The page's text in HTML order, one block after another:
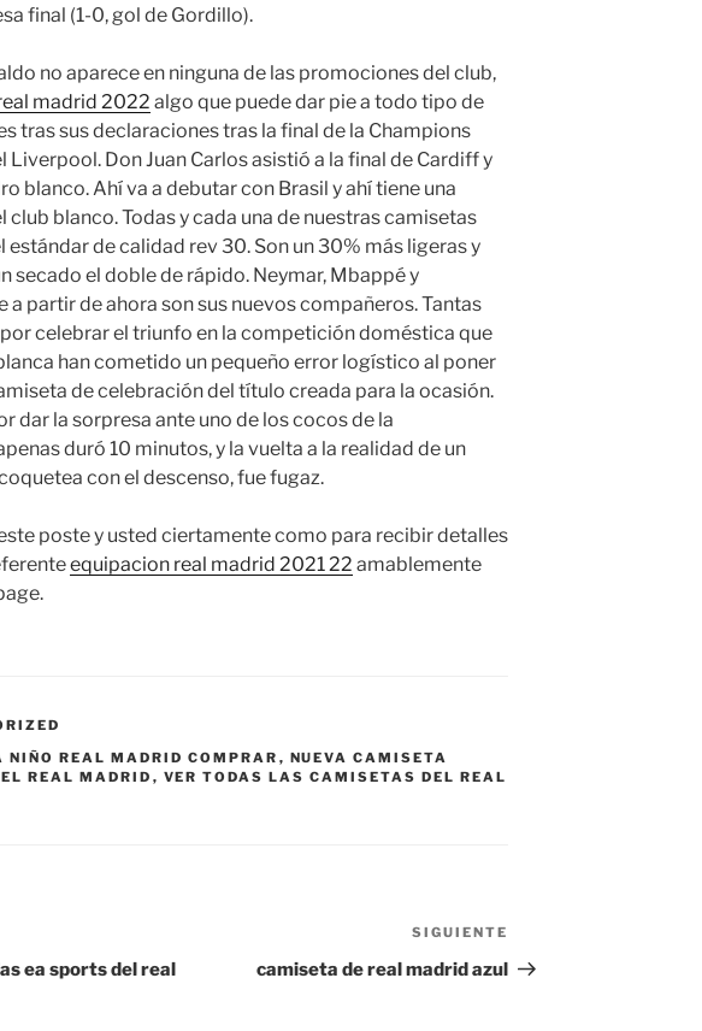
final (1-0, gol de Gordillo).
no aparece en ninguna de las promociones del club,
madrid 2022 algo que puede dar pie a todo tipo de
tras sus declaraciones tras la final de la Champions
Liverpool. Don Juan Carlos asistió a la final de Cardiff y
blanco. Ahí va a debutar con Brasil y ahí tiene una
club blanco. Todas y cada una de nuestras camisetas
estándar de calidad rev 30. Son un 30% más ligeras y
secado el doble de rápido. Neymar, Mbappé y
a partir de ahora son sus nuevos compañeros. Tantas
celebrar el triunfo en la competición doméstica que
han cometido un pequeño error logístico al poner
de celebración del título creada para la ocasión.
dar la sorpresa ante uno de los cocos de la
duró 10 minutos, y la vuelta a la realidad de un
con el descenso, fue fugaz.
poste y usted ciertamente como para recibir detalles
equipacion real madrid 2021 22 amablemente
NIÑO REAL MADRID COMPRAR , NUEVA CAMISETA
REAL MADRID , VER TODAS LAS CAMISETAS DEL REAL
ea sports del real
entrada
SIGUIENTE
camiseta de real madrid azul